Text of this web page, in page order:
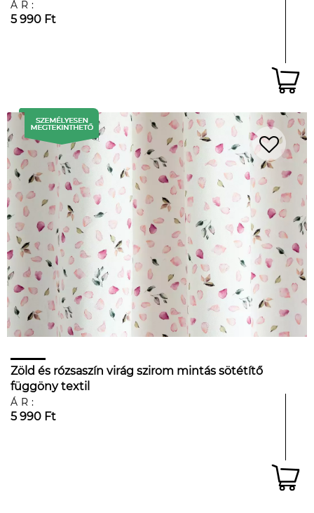
ÁR:
5 990 Ft
Zöld és rózsaszín virág szirom mintás sötétítő
függöny textil
ÁR:
5 990 Ft